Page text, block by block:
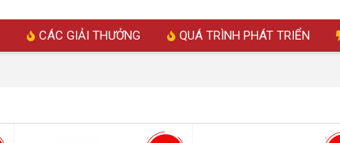
CÁC GIẢI THƯỞNG QUÁ TRÌNH PHÁT TRIỂN